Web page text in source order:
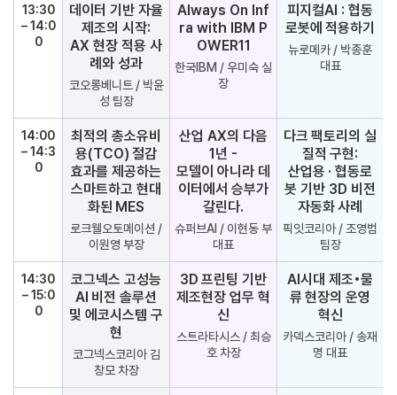
13:30
– 14:0
0
데이터 기반 자율
제조의 시작:
AX 현장 적용 사
례와 성과
코오롱베니트 / 박윤
성 팀장
Always On Inf
ra with IBM P
OWER11
한국IBM / 우미숙 실
장
피지컬AI : 협동
로봇에 적용하기
뉴로메카 / 박종훈
대표
14:00
– 14:3
0
최적의 총소유비
용(TCO) 절감
효과를 제공하는
스마트하고 현대
화된 MES
로크웰오토메이션 /
이원영 부장
산업 AX의 다음
1년 -
모델이 아니라 데
이터에서 승부가
갈린다.
슈퍼브AI / 이현동 부
대표
다크 팩토리의 실
질적 구현:
산업용 · 협동로
봇 기반 3D 비전
자동화 사례
픽잇코리아 / 조영범
팀장
14:30
– 15:0
0
코그넥스 고성능
AI 비전 솔루션
및 에코시스템 구
현
코그넥스코리아 김
창모 차장
3D 프린팅 기반
제조현장 업무 혁
신
스트라타시스 / 최승
호 차장
AI시대 제조•물
류 현장의 운영
혁신
카덱스코리아 / 송재
명 대표